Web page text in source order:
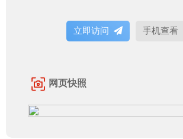
立即访问 手机查看
网页快照